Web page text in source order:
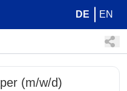
DE EN
(m/w/d)